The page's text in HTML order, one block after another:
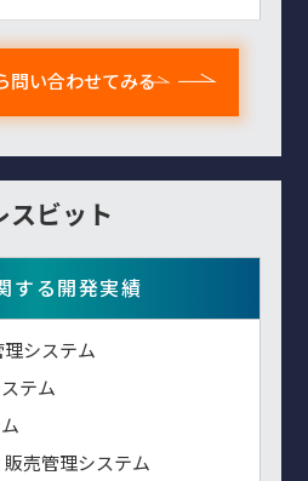
問い合わせてみる
スビット
する開発実績
システム
テム
売管理システム